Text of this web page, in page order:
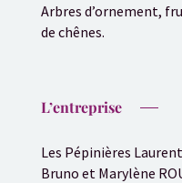
Arbres d’ornement,
de chênes.
L’entreprise
Les Pépinières
Bruno et Marylène